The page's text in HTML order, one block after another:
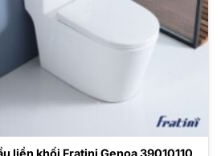
liền khối Fratini Genoa 39010110